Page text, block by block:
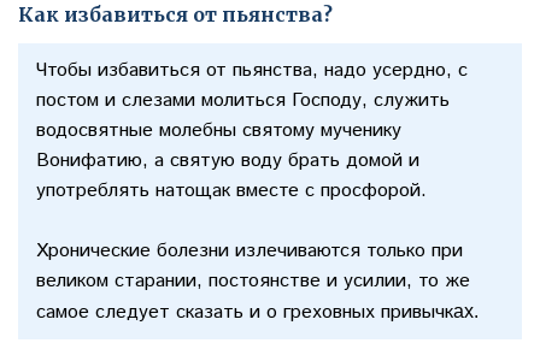
Как избавиться от пьянства?
Чтобы избавиться от пьянства, надо усердно, с
постом и слезами молиться Господу, служить
водосвятные молебны святому мученику
Вонифатию, а святую воду брать домой и
употреблять натощак вместе с просфорой.
Хронические болезни излечиваются только при
великом старании, постоянстве и усилии, то же
самое следует сказать и о греховных привычках.